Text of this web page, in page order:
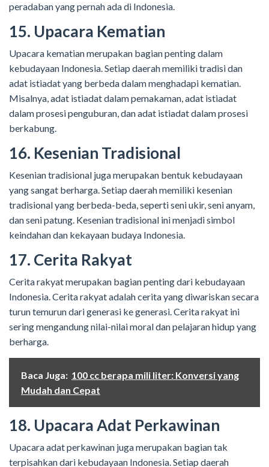
peradaban yang pernah ada di Indonesia.
15. Upacara Kematian
Upacara kematian merupakan bagian penting dalam
kebudayaan Indonesia. Setiap daerah memiliki tradisi dan
adat istiadat yang berbeda dalam menghadapi kematian.
Misalnya, adat istiadat dalam pemakaman, adat istiadat
dalam prosesi penguburan, dan adat istiadat dalam prosesi
berkabung.
16. Kesenian Tradisional
Kesenian tradisional juga merupakan bentuk kebudayaan
yang sangat berharga. Setiap daerah memiliki kesenian
tradisional yang berbeda-beda, seperti seni ukir, seni anyam,
dan seni patung. Kesenian tradisional ini menjadi simbol
keindahan dan kekayaan budaya Indonesia.
17. Cerita Rakyat
Cerita rakyat merupakan bagian penting dari kebudayaan
Indonesia. Cerita rakyat adalah cerita yang diwariskan secara
turun temurun dari generasi ke generasi. Cerita rakyat ini
sering mengandung nilai-nilai moral dan pelajaran hidup yang
berharga.
Baca Juga: 100 cc berapa mili liter: Konversi yang
Mudah dan Cepat
18. Upacara Adat Perkawinan
Upacara adat perkawinan juga merupakan bagian tak
terpisahkan dari kebudayaan Indonesia. Setiap daerah